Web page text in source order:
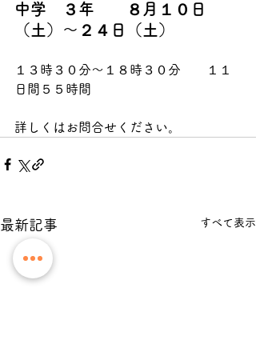
中学　３年　　８月１０日
（土）～２４日（土）
１３時３０分～１８時３０分　　１１
日間５５時間
詳しくはお問合せください。
最新記事 すべて表示